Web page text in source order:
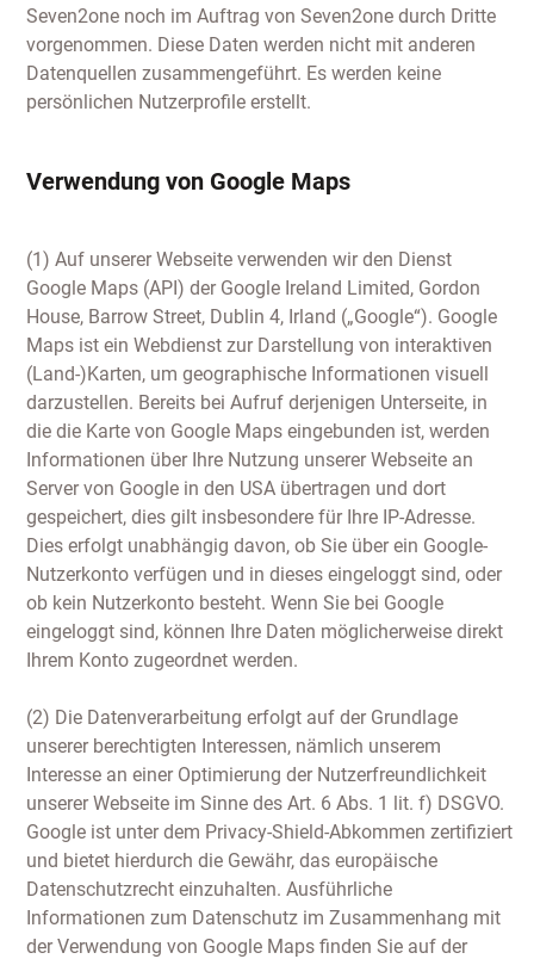
Seven2one noch im Auftrag von Seven2one durch Dritte
vorgenommen. Diese Daten werden nicht mit anderen
Datenquellen zusammengeführt. Es werden keine
persönlichen Nutzerprofile erstellt.
Verwendung von Google Maps
(1) Auf unserer Webseite verwenden wir den Dienst
Google Maps (API) der Google Ireland Limited, Gordon
House, Barrow Street, Dublin 4, Irland („Google“). Google
Maps ist ein Webdienst zur Darstellung von interaktiven
(Land-)Karten, um geographische Informationen visuell
darzustellen. Bereits bei Aufruf derjenigen Unterseite, in
die die Karte von Google Maps eingebunden ist, werden
Informationen über Ihre Nutzung unserer Webseite an
Server von Google in den USA übertragen und dort
gespeichert, dies gilt insbesondere für Ihre IP-Adresse.
Dies erfolgt unabhängig davon, ob Sie über ein Google-
Nutzerkonto verfügen und in dieses eingeloggt sind, oder
ob kein Nutzerkonto besteht. Wenn Sie bei Google
eingeloggt sind, können Ihre Daten möglicherweise direkt
Ihrem Konto zugeordnet werden.
(2) Die Datenverarbeitung erfolgt auf der Grundlage
unserer berechtigten Interessen, nämlich unserem
Interesse an einer Optimierung der Nutzerfreundlichkeit
unserer Webseite im Sinne des Art. 6 Abs. 1 lit. f) DSGVO.
Google ist unter dem Privacy-Shield-Abkommen zertifiziert
und bietet hierdurch die Gewähr, das europäische
Datenschutzrecht einzuhalten. Ausführliche
Informationen zum Datenschutz im Zusammenhang mit
der Verwendung von Google Maps finden Sie auf der